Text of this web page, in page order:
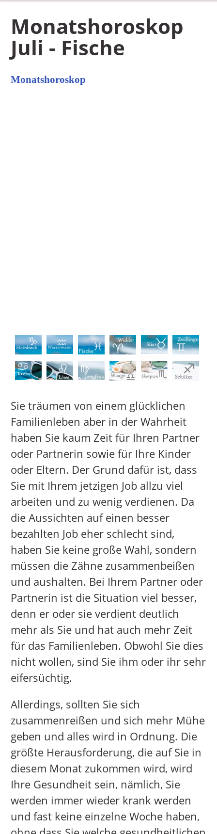
Monatshoroskop
Juli - Fische
Monatshoroskop
Sie träumen von einem glücklichen
Familienleben aber in der Wahrheit
haben Sie kaum Zeit für Ihren Partner
oder Partnerin sowie für Ihre Kinder
oder Eltern. Der Grund dafür ist, dass
Sie mit Ihrem jetzigen Job allzu viel
arbeiten und zu wenig verdienen. Da
die Aussichten auf einen besser
bezahlten Job eher schlecht sind,
haben Sie keine große Wahl, sondern
müssen die Zähne zusammenbeißen
und aushalten. Bei Ihrem Partner oder
Partnerin ist die Situation viel besser,
denn er oder sie verdient deutlich
mehr als Sie und hat auch mehr Zeit
für das Familienleben. Obwohl Sie dies
nicht wollen, sind Sie ihm oder ihr sehr
eifersüchtig.
Allerdings, sollten Sie sich
zusammenreißen und sich mehr Mühe
geben und alles wird in Ordnung. Die
größte Herausforderung, die auf Sie in
diesem Monat zukommen wird, wird
Ihre Gesundheit sein, nämlich, Sie
werden immer wieder krank werden
und fast keine einzelne Woche haben,